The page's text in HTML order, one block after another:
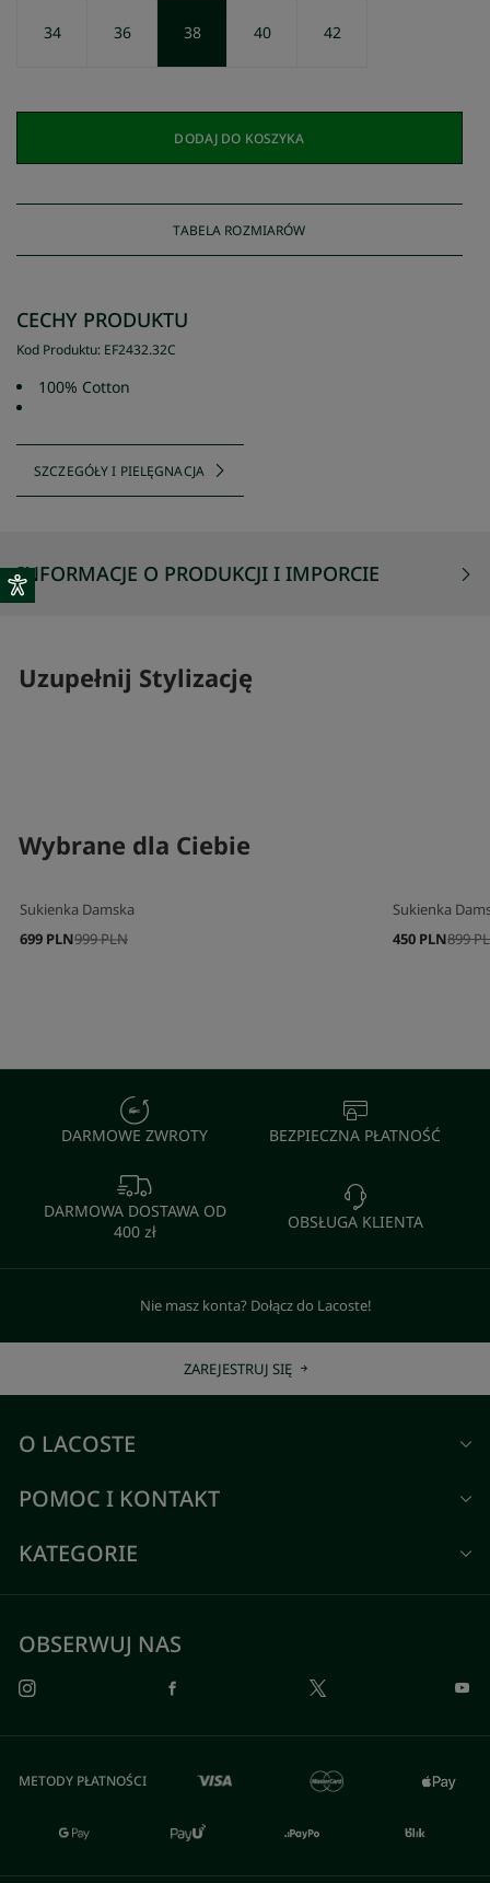
34 36 38 40 42
DODAJ DO KOSZYKA
TABELA ROZMIARÓW
CECHY PRODUKTU
Kod Produktu: EF2432.32C
100% Cotton
SZCZEGÓŁY I PIELĘGNACJA
INFORMACJE O PRODUKCJI I IMPORCIE
Uzupełnij Stylizację
Wybrane dla Ciebie
Sukienka Damska
999 PLN
699 PLN
Sukienka
899
450 PLN
DARMOWE ZWROTY BEZPIECZNA PŁATNOŚĆ
DARMOWA DOSTAWA OD
400 zł
OBSŁUGA KLIENTA
Nie masz konta? Dołącz do Lacoste!
ZAREJESTRUJ SIĘ
O LACOSTE
POMOC I KONTAKT
KATEGORIE
OBSERWUJ NAS
METODY PŁATNOŚCI